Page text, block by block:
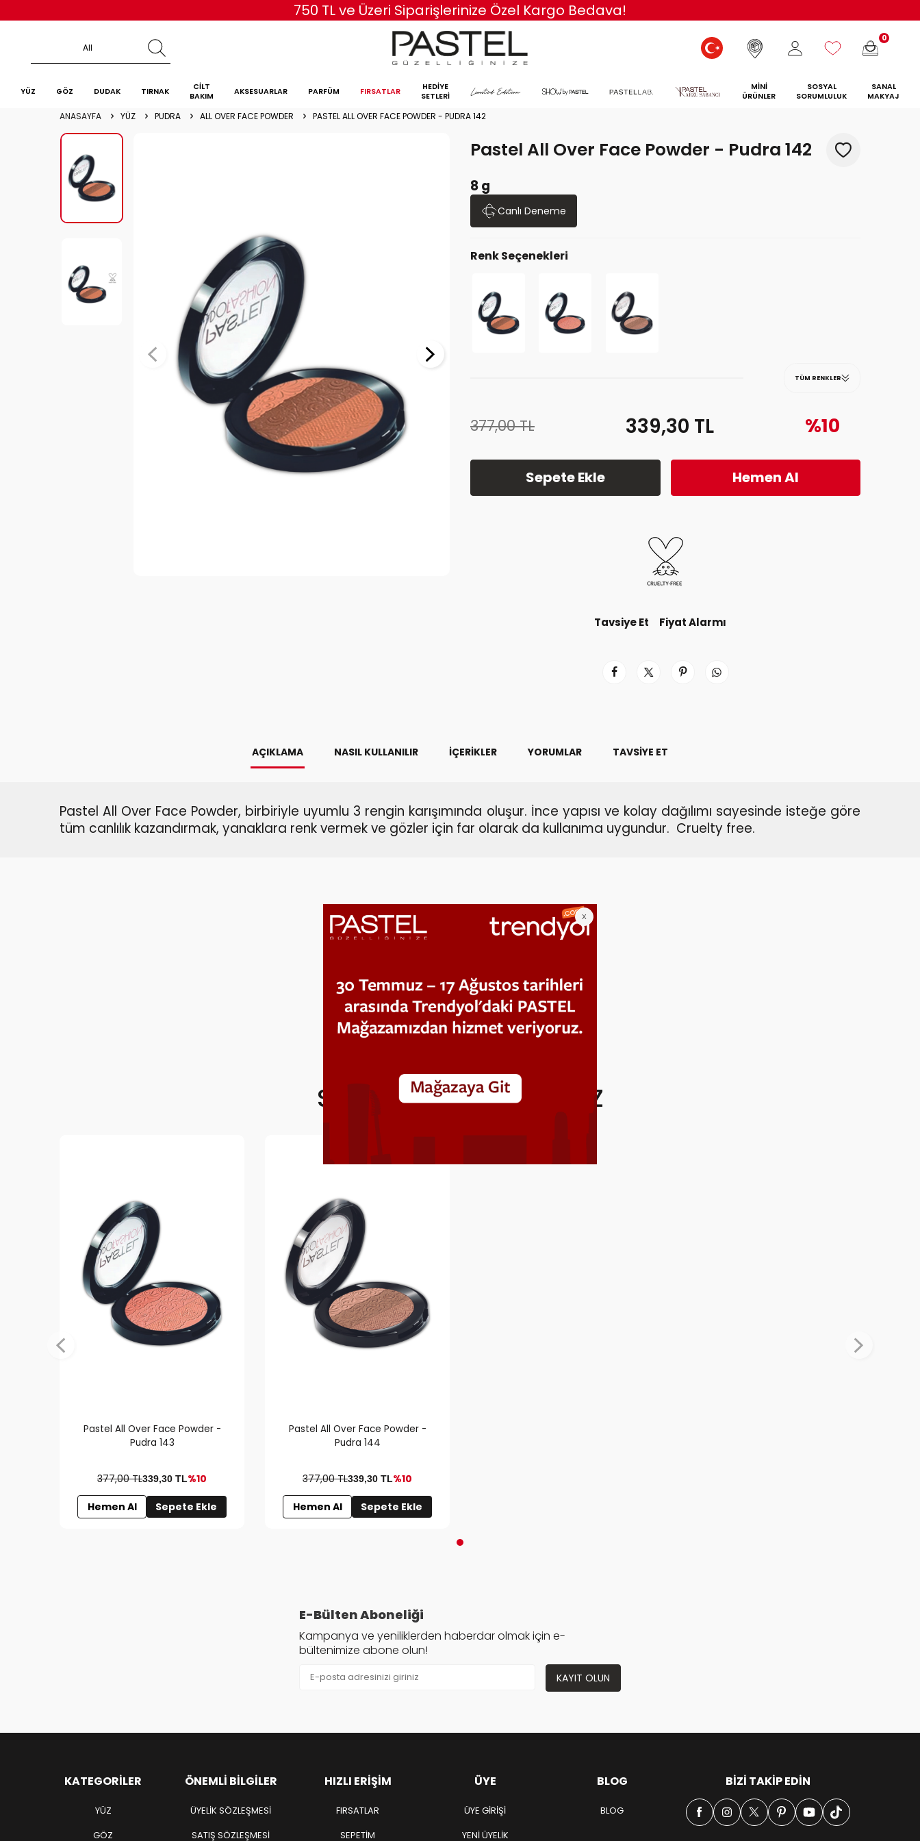
750 TL ve Üzeri Siparişlerinize Özel Kargo Bedava!
0
YÜZ GÖZ DUDAK TIRNAK
CİLT
BAKIM
AKSESUARLAR PARFÜM FIRSATLAR
HEDİYE
SETLERİ
MİNİ
ÜRÜNLER
SOSYAL
SORUMLULUK
SANAL
MAKYAJ
ANASAYFA YÜZ PUDRA ALL OVER FACE POWDER PASTEL ALL OVER FACE POWDER - PUDRA 142
Pastel All Over Face Powder - Pudra 142
8 g
Canlı Deneme
Renk Seçenekleri
TÜM RENKLER
377,00TL 339,30 TL %10
Sepete Ekle Hemen Al
Tavsiye Et Fiyat Alarmı
AÇIKLAMA NASIL KULLANILIR İÇERIKLER YORUMLAR TAVSIYE ET
Pastel All Over Face Powder, birbiriyle uyumlu 3 rengin karışımında oluşur. İnce yapısı ve kolay dağılımı sayesinde isteğe göre
tüm canlılık kazandırmak, yanaklara renk vermek ve gözler için far olarak da kullanıma uygundur. Cruelty free.
SIZIN İÇIN SEÇTIKLERIMIZ
Pastel All Over Face Powder -
Pudra 143
377,00 TL339,30 TL%10
Hemen Al Sepete Ekle
Pastel All Over Face Powder -
Pudra 144
377,00 TL339,30 TL%10
Hemen Al Sepete Ekle
E-Bülten Aboneliği
Kampanya ve yeniliklerden haberdar olmak için e-
bültenimize abone olun!
KAYIT OLUN
KATEGORILER
YÜZ
GÖZ
ÖNEMLI BILGILER
ÜYELIK SÖZLEŞMESI
SATIŞ SÖZLEŞMESI
HIZLI ERIŞIM
FIRSATLAR
SEPETIM
ÜYE
ÜYE GIRIŞI
YENI ÜYELIK
BLOG
BLOG
BIZI TAKIP EDIN